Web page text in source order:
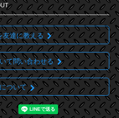
友達に教える
て問い合わせる
ついて